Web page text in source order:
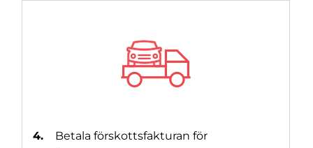
4.
Betala förskottsfakturan för